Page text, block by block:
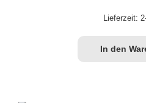
Lieferzeit:
In den